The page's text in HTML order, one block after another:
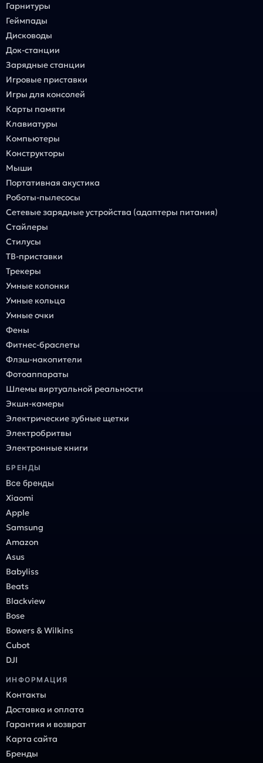
Гарнитуры
Геймпады
Дисководы
Док-станции
Зарядные станции
Игровые приставки
Игры для консолей
Карты памяти
Клавиатуры
Компьютеры
Конструкторы
Мыши
Портативная акустика
Роботы-пылесосы
Сетевые зарядные устройства (адаптеры питания)
Стайлеры
Стилусы
ТВ-приставки
Трекеры
Умные колонки
Умные кольца
Умные очки
Фены
Фитнес-браслеты
Флэш-накопители
Фотоаппараты
Шлемы виртуальной реальности
Экшн-камеры
Электрические зубные щетки
Электробритвы
Электронные книги
БРЕНДЫ
Все бренды
Xiaomi
Apple
Samsung
Amazon
Asus
Babyliss
Beats
Blackview
Bose
Bowers & Wilkins
Cubot
DJI
ИНФОРМАЦИЯ
Контакты
Доставка и оплата
Гарантия и возврат
Карта сайта
Бренды